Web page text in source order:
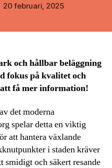
20 februari, 2025
och hållbar beläggning
fokus på kvalitet och
få mer information!
det moderna
spelar detta en viktig
att hantera växlande
i staden kräver
smidigt och säkert resande